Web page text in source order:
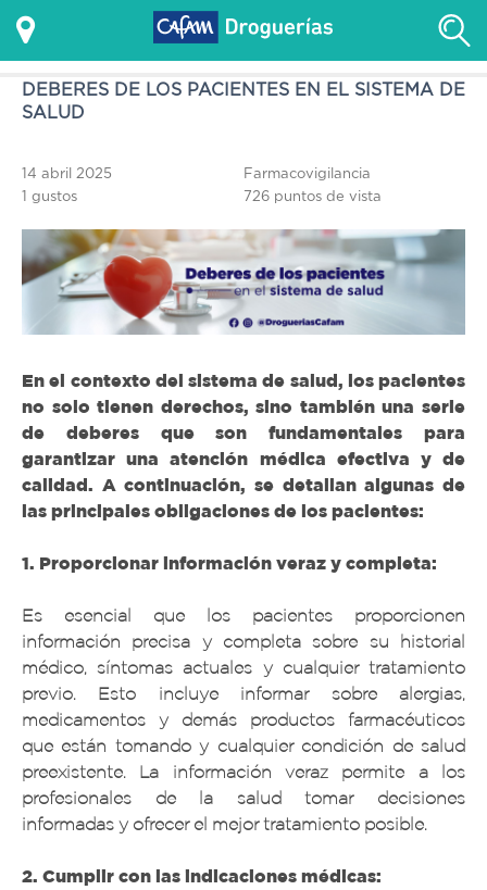
DEBERES DE LOS PACIENTES EN EL SISTEMA DE
SALUD
14 abril 2025
Farmacovigilancia
1 gustos 726 puntos de vista
En el contexto del sistema de salud, los pacientes
no solo tienen derechos, sino también una serie
de deberes que son fundamentales para
garantizar una atención médica efectiva y de
calidad. A continuación, se detallan algunas de
las principales obligaciones de los pacientes:
1. Proporcionar información veraz y completa:
Es esencial que los pacientes proporcionen
información precisa y completa sobre su historial
médico, síntomas actuales y cualquier tratamiento
previo. Esto incluye informar sobre alergias,
medicamentos y demás productos farmacéuticos
que están tomando y cualquier condición de salud
preexistente. La información veraz permite a los
profesionales de la salud tomar decisiones
informadas y ofrecer el mejor tratamiento posible.
2. Cumplir con las indicaciones médicas: